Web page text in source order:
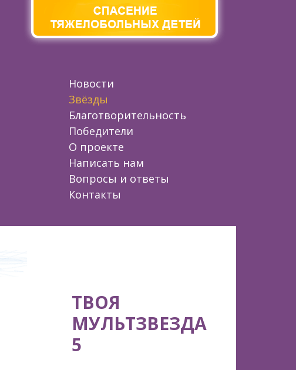
Новости
Звёзды
Благотворительность
Победители
О проекте
Написать нам
Вопросы и ответы
Контакты
ТВОЯ
МУЛЬТЗВЕЗДА
5